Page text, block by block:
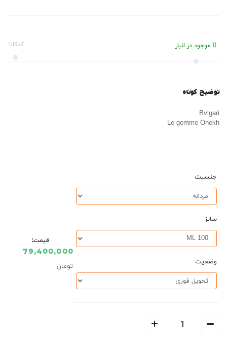
موجود در انبار کدکالا:
توضیح کوتاه
Bvlgari
Le gemme Onekh
جنسیت
سایز
وضعیت
قیمت:
79,400,000
تومان